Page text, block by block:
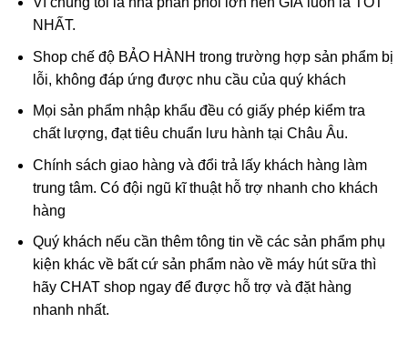
NHẤT.
Shop chế độ BẢO HÀNH trong trường hợp sản phẩm bị
lỗi, không đáp ứng được nhu cầu của quý khách
Mọi sản phẩm nhập khẩu đều có giấy phép kiểm tra
chất lượng, đạt tiêu chuẩn lưu hành tại Châu Âu.
Chính sách giao hàng và đổi trả lấy khách hàng làm
trung tâm. Có đội ngũ kĩ thuật hỗ trợ nhanh cho khách
hàng
Quý khách nếu cần thêm tông tin về các sản phẩm phụ
kiện khác về bất cứ sản phẩm nào về máy hút sữa thì
hãy CHAT shop ngay để được hỗ trợ và đặt hàng
nhanh nhất.